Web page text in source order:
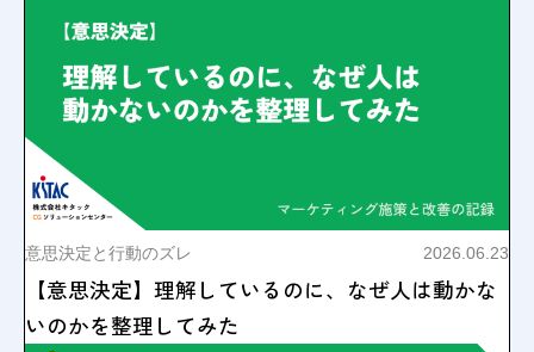
意思決定と行動のズレ 2026.06.23
【意思決定】理解しているのに、なぜ人は動かな
いのかを整理してみた